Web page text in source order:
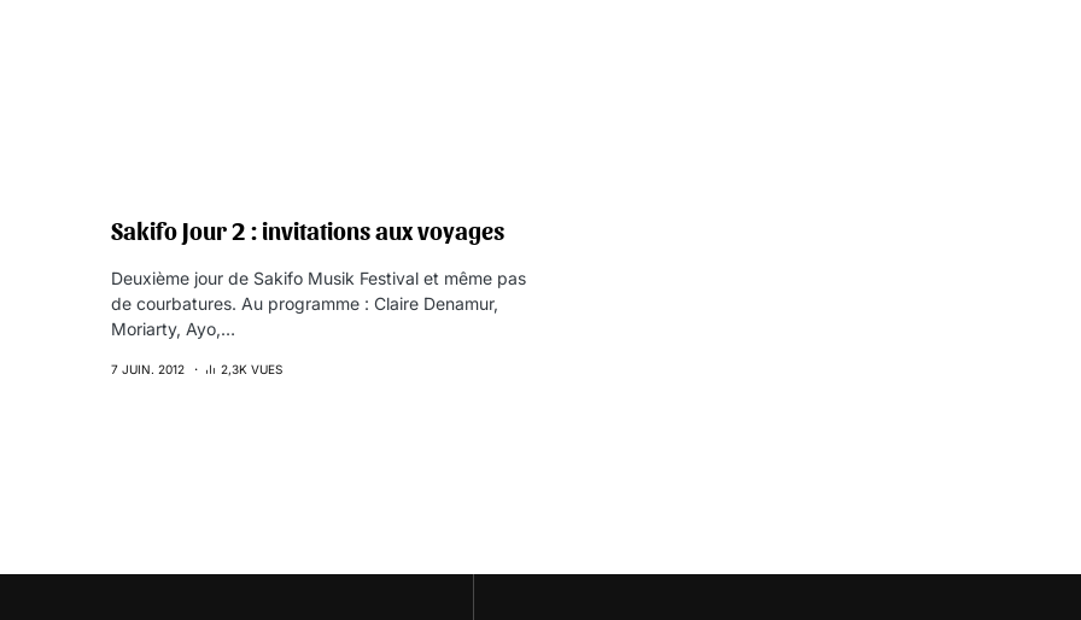
Sakifo Jour 2 : invitations aux voyages
Deuxième jour de Sakifo Musik Festival et même pas
de courbatures. Au programme : Claire Denamur,
Moriarty, Ayo,…
7 JUIN. 2012 2,3K VUES